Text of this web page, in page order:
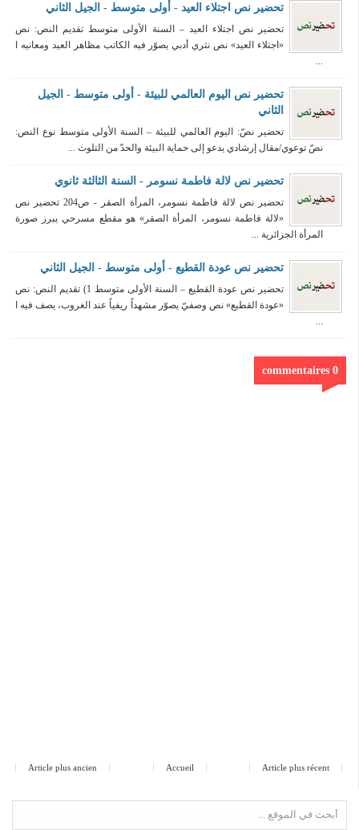
تحضير نص اجتلاء العيد - أولى متوسط - الجيل الثاني
تحضير نص اجتلاء العيد – السنة الأولى متوسط تقديم النص: نص
«اجتلاء العيد» نص نثري أدبي يصوّر فيه الكاتب مظاهر العيد ومعانيه ا
تحضير نص اليوم العالمي للبيئة - أولى متوسط - الجيل
الثاني
تحضير نصّ: اليوم العالمي للبيئة – السنة الأولى متوسط نوع النص:
نصّ توعوي/مقال إرشادي يدعو إلى حماية البيئة والحدّ من التلوث ...
تحضير نص لالة فاطمة نسومر - السنة الثالثة ثانوي
تحضير نص لالة فاطمة نسومر، المرأة الصقر - ص204 تحضير نص
«لالة فاطمة نسومر، المرأة الصقر» هو مقطع مسرحي يبرز صورة
المرأة الجزائرية ...
تحضير نص عودة القطيع - أولى متوسط - الجيل الثاني
تحضير نص عودة القطيع – السنة الأولى متوسط 1) تقديم النص: نص
«عودة القطيع» نص وصفيّ يصوّر مشهداً ريفياً عند الغروب، يصف فيه ا
0 commentaires
Article plus récent
Article plus ancien Accueil